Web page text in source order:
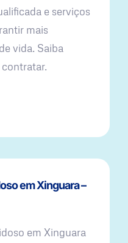
e serviços
mais
vida. Saiba
em Xinguara –
em Xinguara